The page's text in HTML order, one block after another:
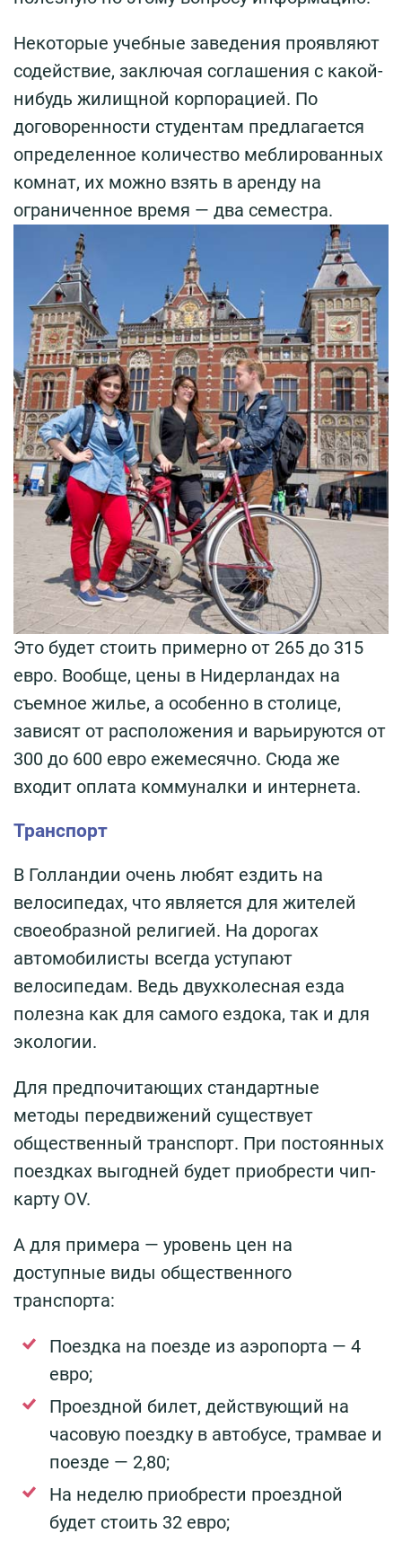
Некоторые учебные заведения проявляют
содействие, заключая соглашения с какой-
нибудь жилищной корпорацией. По
договоренности студентам предлагается
определенное количество меблированных
комнат, их можно взять в аренду на
ограниченное время — два семестра.
Это будет стоить примерно от 265 до 315
евро. Вообще, цены в Нидерландах на
съемное жилье, а особенно в столице,
зависят от расположения и варьируются от
300 до 600 евро ежемесячно. Сюда же
входит оплата коммуналки и интернета.
Транспорт
В Голландии очень любят ездить на
велосипедах, что является для жителей
своеобразной религией. На дорогах
автомобилисты всегда уступают
велосипедам. Ведь двухколесная езда
полезна как для самого ездока, так и для
экологии.
Для предпочитающих стандартные
методы передвижений существует
общественный транспорт. При постоянных
поездках выгодней будет приобрести чип-
карту OV.
А для примера — уровень цен на
доступные виды общественного
транспорта:
Поездка на поезде из аэропорта — 4
евро;
Проездной билет, действующий на
часовую поездку в автобусе, трамвае и
поезде — 2,80;
На неделю приобрести проездной
будет стоить 32 евро;